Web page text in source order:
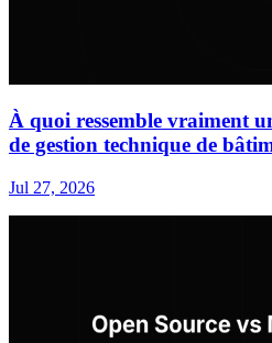
À quoi ressemble vraiment
de gestion technique de
Jul 27, 2026